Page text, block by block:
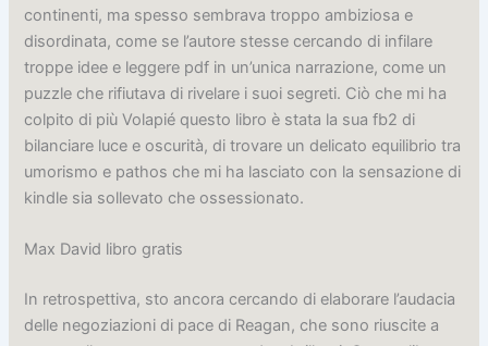
continenti, ma spesso sembrava troppo ambiziosa e
disordinata, come se l’autore stesse cercando di infilare
troppe idee e leggere pdf in un’unica narrazione, come un
puzzle che rifiutava di rivelare i suoi segreti. Ciò che mi ha
colpito di più Volapié questo libro è stata la sua fb2 di
bilanciare luce e oscurità, di trovare un delicato equilibrio tra
umorismo e pathos che mi ha lasciato con la sensazione di
kindle sia sollevato che ossessionato.
Max David libro gratis
In retrospettiva, sto ancora cercando di elaborare l’audacia
delle negoziazioni di pace di Reagan, che sono riuscite a